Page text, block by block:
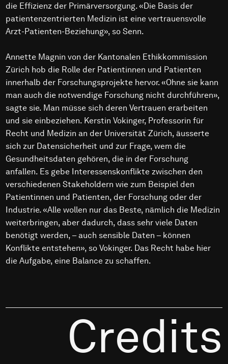
die Effizienz der Primärversorgung. «Die Basis der
patientenzentrierten Medizin ist eine vertrauensvolle
Arzt-Patienten-Beziehung», so Senn.
Annette Magnin von der Kantonalen Ethikkommission
Zürich hob die Rolle der Patientinnen und Patienten
innerhalb der Forschungsprojekte hervor. «Ohne sie kann
man auch die notwendige Forschung nicht durchführen»,
sagte sie. Man müsse sich deren Vertrauen erarbeiten
und sie einbeziehen. Kerstin Vokinger, Professorin für
Recht und Medizin an der Universität Zürich, äusserte
sich zur Datensicherheit und zur Frage, wem die
Gesundheitsdaten gehören, die in der Forschung
anfallen. Es gebe Interessenskonflikte zwischen den
verschiedenen Stakeholdern wie zum Beispiel den
Patientinnen und Patienten, der Forschung oder der
Industrie. «Alle wollen nur das Beste, nämlich die Medizin
weiterbringen, aber dadurch, dass sehr viele Daten
benötigt werden, – auch sensible Daten – können
Konflikte entstehen», so Vokinger. Das Recht habe hier
die Aufgabe, eine Balance zu schaffen.
Credits